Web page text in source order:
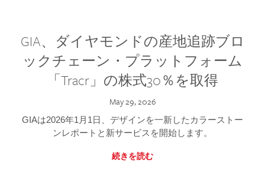
GIA、ダイヤモンドの産地追跡ブロ
ックチェーン・プラットフォーム
「Tracr」の株式30％を取得
May 29, 2026
GIAは2026年1月1日、デザインを一新したカラーストー
ンレポートと新サービスを開始します。
続きを読む